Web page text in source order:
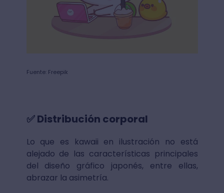
Fuente: Freepik
✅ Distribución corporal
Lo que es kawaii en ilustración no está
alejado de las características principales
del diseño gráfico japonés, entre ellas,
abrazar la asimetría.